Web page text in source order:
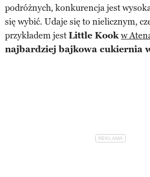
podróżnych, konkurencja jest
się wybić. Udaje się to nielicznym,
przykładem jestLittle Kookw
najbardziej bajkowa cukiernia